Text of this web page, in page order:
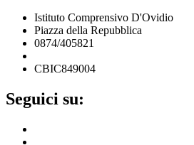
Istituto Comprensivo D'Ovidio
Piazza della Repubblica
0874/405821
CBIC849004
Seguici su: